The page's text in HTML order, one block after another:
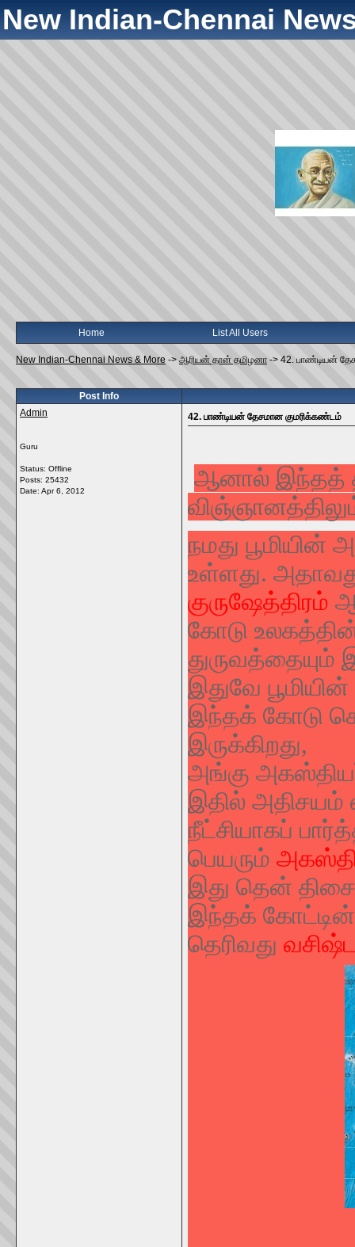
New Indian-Chennai
Home List All Users
New Indian-Chennai News & More -> ஆரியன் தான் தமிழனா -> 42. பாண்டியன்
Post Info
Admin
Guru
Status: Offline
Posts: 25432
Date: Apr 6, 2012
42. பாண்டியன் தேசமான குமரிக்கண்டம்
ஆனால் இந்தத்
நமது
உள்ளது.
குரு‌ஷேத்திரம்
கோடு
இதுவே
இந்தக் கோடு
இருக்கிறது,
அங்கு
இதில்
நீட்சியாகப்
பெயரும்
இது தென்
இந்தக் கோட்டின்
தெரிவது